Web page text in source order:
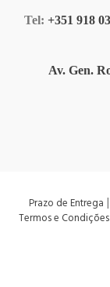
Tel: +351 918
Av. Gen.
Prazo de Entrega |
Termos e Condições